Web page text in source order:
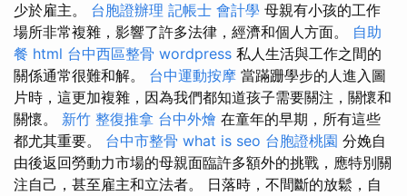
少於雇主。 台胞證辦理 記帳士 會計學 母親有小孩的工作
場所非常複雜，影響了許多法律，經濟和個人方面。 自助
餐 html 台中西區整骨 wordpress 私人生活與工作之間的
關係通常很難和解。 台中運動按摩 當蹣跚學步的人進入圖
片時，這更加複雜，因為我們都知道孩子需要關注，關懷和
關懷。 新竹 整復推拿 台中外燴 在童年的早期，所有這些
都尤其重要。 台中市整骨 what is seo 台胞證桃園 分娩自
由後返回勞動力市場的母親面臨許多額外的挑戰，應特別關
注自己，甚至雇主和立法者。 日落時，不間斷的放鬆，自